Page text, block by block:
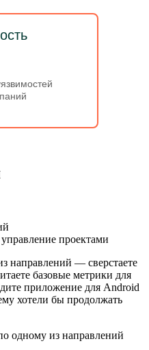
проектами
направлений — сверстаете
базовые метрики для
приложение для Android
хотели бы продолжать
одному из направлений